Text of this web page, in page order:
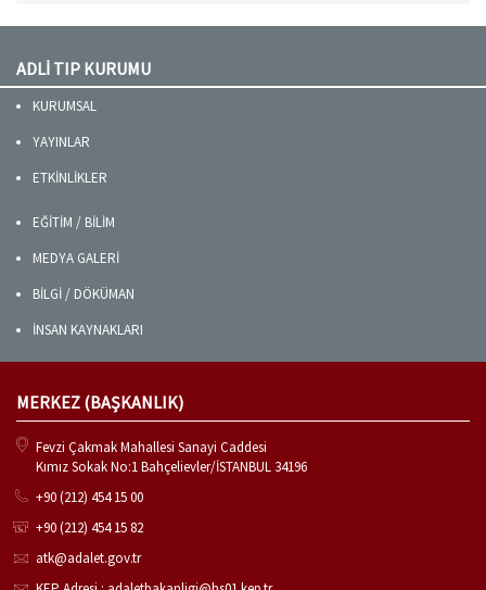
ADLİ TIP KURUMU
KURUMSAL
YAYINLAR
ETKİNLİKLER
EĞİTİM / BİLİM
MEDYA GALERİ
BİLGİ / DÖKÜMAN
İNSAN KAYNAKLARI
MERKEZ (BAŞKANLIK)
Fevzi Çakmak Mahallesi Sanayi Caddesi
Kımız Sokak No:1 Bahçelievler/İSTANBUL 34196
+90 (212) 454 15 00
+90 (212) 454 15 82
atk@adalet.gov.tr